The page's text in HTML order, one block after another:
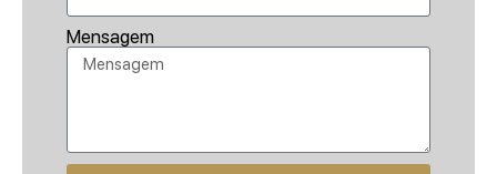
Mensagem